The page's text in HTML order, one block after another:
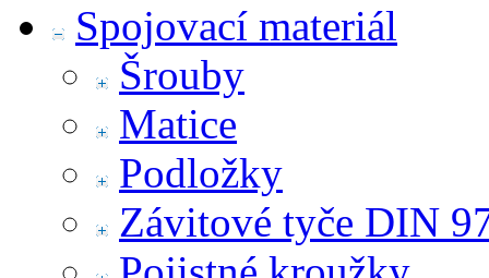
Spojovací materiál
Šrouby
Matice
Podložky
Závitové tyče DIN